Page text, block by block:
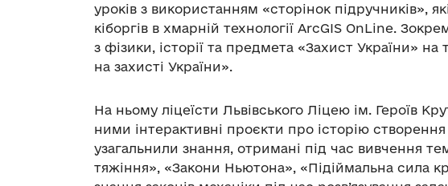
уроків з використанням «сторінок підручників»,
кіборгів в хмарній технології ArcGIS OnLine.
з фізики, історії та предмета «Захист України»
на захисті України».
На ньому ліцеїсти Львівського Ліцею ім. Героїв
ними інтерактивні проєкти про історію
узагальнили знання, отримані під час вивчення
тяжіння», «Закони Ньютона», «Підіймальна сила